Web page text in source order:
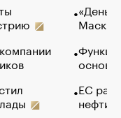
Маск в
основ
ЕС
нефти